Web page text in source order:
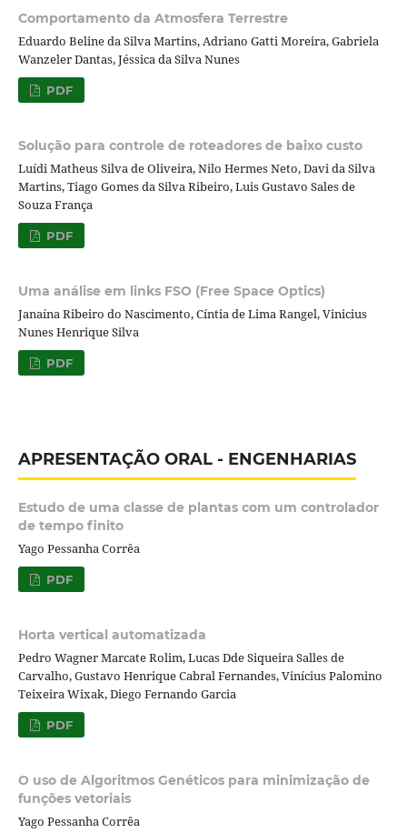
Comportamento da Atmosfera Terrestre
Eduardo Beline da Silva Martins, Adriano Gatti Moreira, Gabriela
Wanzeler Dantas, Jéssica da Silva Nunes
PDF
Solução para controle de roteadores de baixo custo
Luídi Matheus Silva de Oliveira, Nilo Hermes Neto, Davi da Silva
Martins, Tiago Gomes da Silva Ribeiro, Luis Gustavo Sales de
Souza França
PDF
Uma análise em links FSO (Free Space Optics)
Janaína Ribeiro do Nascimento, Cíntia de Lima Rangel, Vinicius
Nunes Henrique Silva
PDF
APRESENTAÇÃO ORAL - ENGENHARIAS
Estudo de uma classe de plantas com um controlador
de tempo finito
Yago Pessanha Corrêa
PDF
Horta vertical automatizada
Pedro Wagner Marcate Rolim, Lucas Dde Siqueira Salles de
Carvalho, Gustavo Henrique Cabral Fernandes, Vinícius Palomino
Teixeira Wixak, Diego Fernando Garcia
PDF
O uso de Algoritmos Genéticos para minimização de
funções vetoriais
Yago Pessanha Corrêa